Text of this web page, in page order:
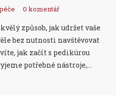
0 komentář
způsob, jak udržet vaše
bez nutnosti navštěvovat
jak začít s pedikúrou
potřebné nástroje,
zdravých a krásných